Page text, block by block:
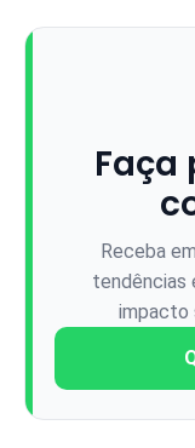
Faça
Receba
tendências
impacto